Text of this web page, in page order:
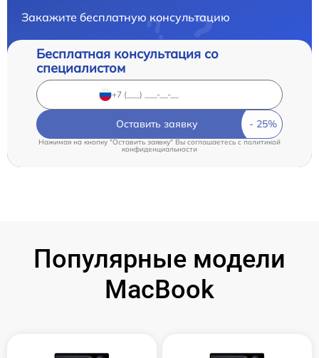
Закажите бесплатную консультацию
Бесплатная консультация со
специалистом
Оставить заявку
Нажимая на кнопку "Оставить заявку" Вы соглашаетесь cполитикой
конфиденциальности
Популярные модели
MacBook